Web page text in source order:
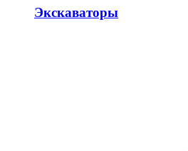
Экскаваторы